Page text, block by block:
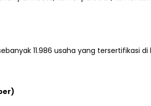
11.986 usaha yang tersertifikasi